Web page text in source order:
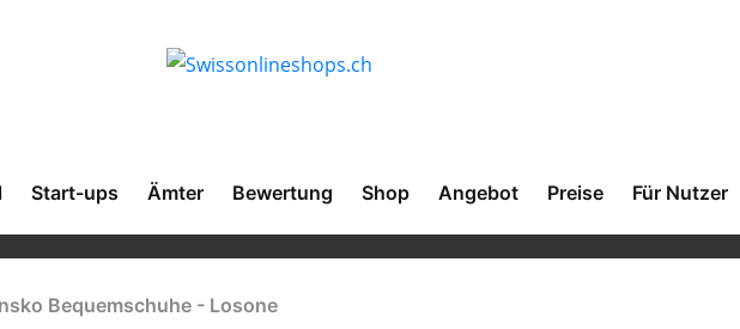
Start-ups Ämter Bewertung Shop Angebot Preise Für Nutzer
Bequemschuhe - Losone